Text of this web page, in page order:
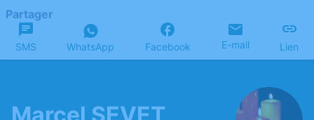
Partager
SMS WhatsApp Facebook E-mail Lien